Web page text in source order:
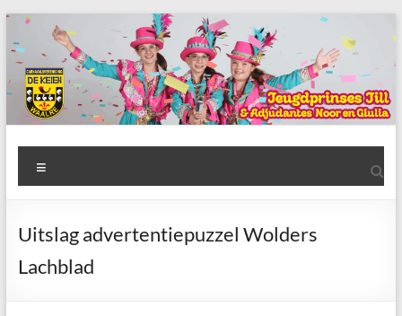
Ga
naar
de
inhoud
AWC
de
Keien
Algemene
Waalrese
Uitslag advertentiepuzzel Wolders
Lachblad